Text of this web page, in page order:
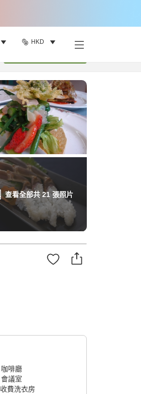
HKD
查看全部共 21張照片
咖啡廳
會議室
收費洗衣房